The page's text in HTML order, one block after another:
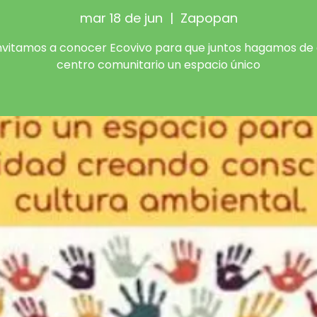
mar 18 de jun
  |
Zapopan
a conocer Ecovivo para que juntos hagamos
centro comunitario un espacio único